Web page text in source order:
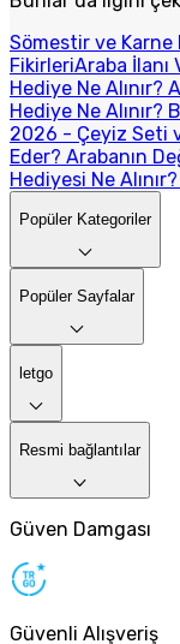
Sömestir ve Karne
FikirleriAraba İlanı
Hediye Ne Alınır?
Hediye Ne Alınır?
2026 - Çeyiz Seti
Eder? Arabanın
Hediyesi Ne
Popüler Kategoriler
Popüler Sayfalar
letgo
Resmi bağlantılar
Güven Damgası
Güvenli Alışveriş